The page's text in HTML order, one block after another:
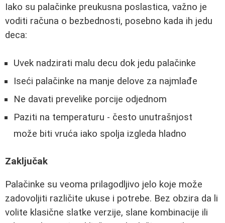
Iako su palačinke preukusna poslastica, važno je
voditi računa o bezbednosti, posebno kada ih jedu
deca:
Uvek nadzirati malu decu dok jedu palačinke
Iseći palačinke na manje delove za najmlađe
Ne davati prevelike porcije odjednom
Paziti na temperaturu - često unutrašnjost
može biti vruća iako spolja izgleda hladno
Zaključak
Palačinke su veoma prilagodljivo jelo koje može
zadovoljiti različite ukuse i potrebe. Bez obzira da li
volite klasične slatke verzije, slane kombinacije ili